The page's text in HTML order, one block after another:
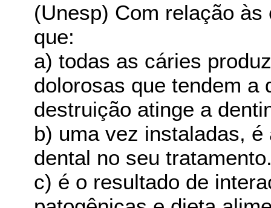
(Unesp) Com relação
que:
a) todas as cáries
dolorosas que tendem a
destruição atinge a
b) uma vez instaladas,
dental no seu
c) é o resultado de